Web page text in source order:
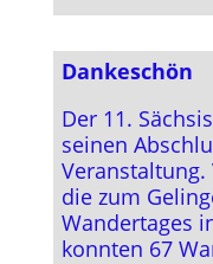
Dankeschön
Der 11.
seinen
Veranstaltung.
die zum
Wandertages
konnten 67